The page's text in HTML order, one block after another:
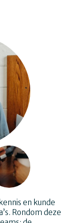
en kunde
Rondom deze